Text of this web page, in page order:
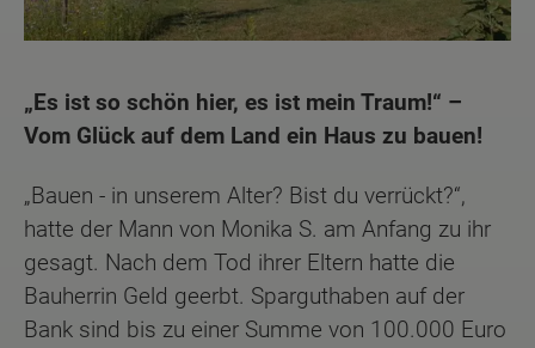
„Es ist so schön hier, es ist mein Traum!“ –
Vom Glück auf dem Land ein Haus zu bauen!
„Bauen - in unserem Alter? Bist du verrückt?“,
hatte der Mann von Monika S. am Anfang zu ihr
gesagt. Nach dem Tod ihrer Eltern hatte die
Bauherrin Geld geerbt. Sparguthaben auf der
Bank sind bis zu einer Summe von 100.000 Euro